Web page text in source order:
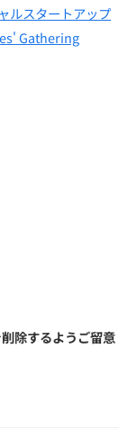
ルスタートアップ
Gathering
除するようご留意